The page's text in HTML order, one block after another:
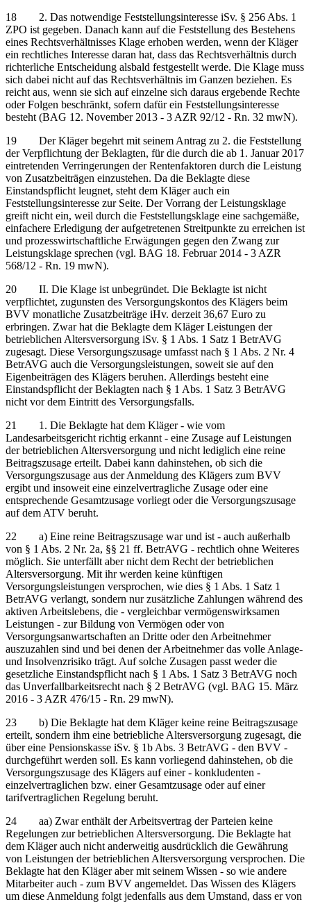
18 2. Das notwendige Feststellungsinteresse iSv. § 256 Abs. 1
ZPO ist gegeben. Danach kann auf die Feststellung des Bestehens
eines Rechtsverhältnisses Klage erhoben werden, wenn der Kläger
ein rechtliches Interesse daran hat, dass das Rechtsverhältnis durch
richterliche Entscheidung alsbald festgestellt werde. Die Klage muss
sich dabei nicht auf das Rechtsverhältnis im Ganzen beziehen. Es
reicht aus, wenn sie sich auf einzelne sich daraus ergebende Rechte
oder Folgen beschränkt, sofern dafür ein Feststellungsinteresse
besteht (BAG 12. November 2013 - 3 AZR 92/12 - Rn. 32 mwN).
19 Der Kläger begehrt mit seinem Antrag zu 2. die Feststellung
der Verpflichtung der Beklagten, für die durch die ab 1. Januar 2017
eintretenden Verringerungen der Rentenfaktoren durch die Leistung
von Zusatzbeiträgen einzustehen. Da die Beklagte diese
Einstandspflicht leugnet, steht dem Kläger auch ein
Feststellungsinteresse zur Seite. Der Vorrang der Leistungsklage
greift nicht ein, weil durch die Feststellungsklage eine sachgemäße,
einfachere Erledigung der aufgetretenen Streitpunkte zu erreichen ist
und prozesswirtschaftliche Erwägungen gegen den Zwang zur
Leistungsklage sprechen (vgl. BAG 18. Februar 2014 - 3 AZR
568/12 - Rn. 19 mwN).
20 II. Die Klage ist unbegründet. Die Beklagte ist nicht
verpflichtet, zugunsten des Versorgungskontos des Klägers beim
BVV monatliche Zusatzbeiträge iHv. derzeit 36,67 Euro zu
erbringen. Zwar hat die Beklagte dem Kläger Leistungen der
betrieblichen Altersversorgung iSv. § 1 Abs. 1 Satz 1 BetrAVG
zugesagt. Diese Versorgungszusage umfasst nach § 1 Abs. 2 Nr. 4
BetrAVG auch die Versorgungsleistungen, soweit sie auf den
Eigenbeiträgen des Klägers beruhen. Allerdings besteht eine
Einstandspflicht der Beklagten nach § 1 Abs. 1 Satz 3 BetrAVG
nicht vor dem Eintritt des Versorgungsfalls.
21 1. Die Beklagte hat dem Kläger - wie vom
Landesarbeitsgericht richtig erkannt - eine Zusage auf Leistungen
der betrieblichen Altersversorgung und nicht lediglich eine reine
Beitragszusage erteilt. Dabei kann dahinstehen, ob sich die
Versorgungszusage aus der Anmeldung des Klägers zum BVV
ergibt und insoweit eine einzelvertragliche Zusage oder eine
entsprechende Gesamtzusage vorliegt oder die Versorgungszusage
auf dem ATV beruht.
22 a) Eine reine Beitragszusage war und ist - auch außerhalb
von § 1 Abs. 2 Nr. 2a, §§ 21 ff. BetrAVG - rechtlich ohne Weiteres
möglich. Sie unterfällt aber nicht dem Recht der betrieblichen
Altersversorgung. Mit ihr werden keine künftigen
Versorgungsleistungen versprochen, wie dies § 1 Abs. 1 Satz 1
BetrAVG verlangt, sondern nur zusätzliche Zahlungen während des
aktiven Arbeitslebens, die - vergleichbar vermögenswirksamen
Leistungen - zur Bildung von Vermögen oder von
Versorgungsanwartschaften an Dritte oder den Arbeitnehmer
auszuzahlen sind und bei denen der Arbeitnehmer das volle Anlage-
und Insolvenzrisiko trägt. Auf solche Zusagen passt weder die
gesetzliche Einstandspflicht nach § 1 Abs. 1 Satz 3 BetrAVG noch
das Unverfallbarkeitsrecht nach § 2 BetrAVG (vgl. BAG 15. März
2016 - 3 AZR 476/15 - Rn. 29 mwN).
23 b) Die Beklagte hat dem Kläger keine reine Beitragszusage
erteilt, sondern ihm eine betriebliche Altersversorgung zugesagt, die
über eine Pensionskasse iSv. § 1b Abs. 3 BetrAVG - den BVV -
durchgeführt werden soll. Es kann vorliegend dahinstehen, ob die
Versorgungszusage des Klägers auf einer - konkludenten -
einzelvertraglichen bzw. einer Gesamtzusage oder auf einer
tarifvertraglichen Regelung beruht.
24 aa) Zwar enthält der Arbeitsvertrag der Parteien keine
Regelungen zur betrieblichen Altersversorgung. Die Beklagte hat
dem Kläger auch nicht anderweitig ausdrücklich die Gewährung
von Leistungen der betrieblichen Altersversorgung versprochen. Die
Beklagte hat den Kläger aber mit seinem Wissen - so wie andere
Mitarbeiter auch - zum BVV angemeldet. Das Wissen des Klägers
um diese Anmeldung folgt jedenfalls aus dem Umstand, dass er von